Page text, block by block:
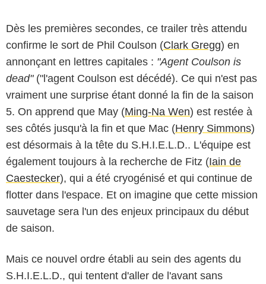
Dès les premières secondes, ce trailer très attendu
confirme le sort de Phil Coulson (Clark Gregg) en
annonçant en lettres capitales : "Agent Coulson is
dead"("l'agent Coulson est décédé). Ce qui n'est pas
vraiment une surprise étant donné la fin de la saison
5. On apprend que May (Ming-Na Wen) est restée à
ses côtés jusqu'à la fin et que Mac (Henry Simmons)
est désormais à la tête du S.H.I.E.L.D.. L'équipe est
également toujours à la recherche de Fitz (Iain de
Caestecker), qui a été cryogénisé et qui continue de
flotter dans l'espace. Et on imagine que cette mission
sauvetage sera l'un des enjeux principaux du début
de saison.
Mais ce nouvel ordre établi au sein des agents du
S.H.I.E.L.D., qui tentent d'aller de l'avant sans